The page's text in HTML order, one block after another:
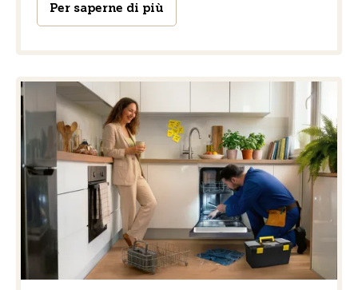
Per saperne di più